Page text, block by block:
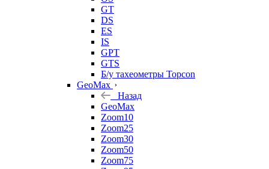
GT
DS
ES
IS
GPT
GTS
Б/у тахеометры Topcon
GeoMax
Назад
GeoMax
Zoom10
Zoom25
Zoom30
Zoom50
Zoom75